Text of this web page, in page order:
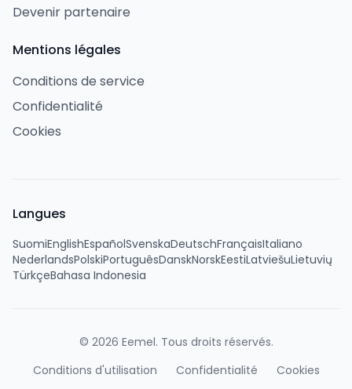
Devenir partenaire
Mentions légales
Conditions de service
Confidentialité
Cookies
Langues
SuomiEnglishEspañolSvenskaDeutschFrançaisItaliano
NederlandsPolskiPortuguêsDanskNorskEestiLatviešuLietuvių
TürkçeBahasa Indonesia
© 2026 Eemel. Tous droits réservés.
Conditions d'utilisation
Confidentialité Cookies